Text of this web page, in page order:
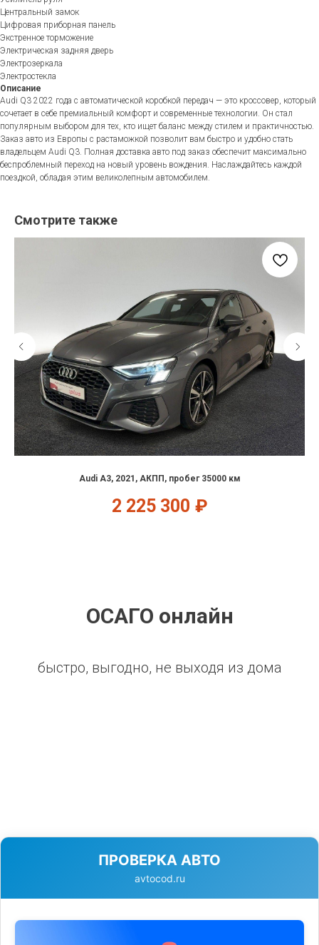
Центральный замок
Цифровая приборная панель
Экстренное торможение
Электрическая задняя дверь
Электрозеркала
Электростекла
Описание
Audi Q3 2022 года с автоматической коробкой передач — это кроссовер, который
сочетает в себе премиальный комфорт и современные технологии. Он стал
популярным выбором для тех, кто ищет баланс между стилем и практичностью.
Заказ авто из Европы с растаможкой позволит вам быстро и удобно стать
владельцем Audi Q3. Полная доставка авто под заказ обеспечит максимально
беспроблемный переход на новый уровень вождения. Наслаждайтесь каждой
поездкой, обладая этим великолепным автомобилем.
Смотрите также
Audi A3, 2021, АКПП, пробег 35000 км
2 225 300 ₽
ОСАГО онлайн
быстро, выгодно, не выходя из дома
ПРОВЕРКА АВТО
avtocod.ru